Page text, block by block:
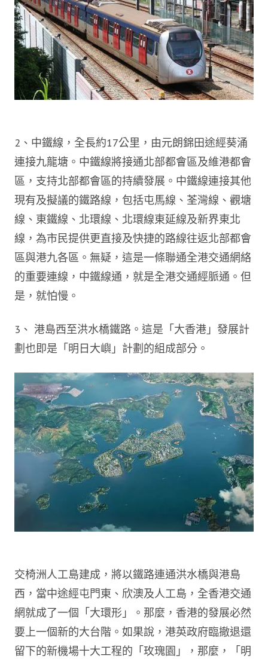
2、中鐵線，全長約17公里，由元朗錦田途經葵涌
連接九龍塘。中鐵線將接通北部都會區及維港都會
區，支持北部都會區的持續發展。中鐵線連接其他
現有及擬議的鐵路線，包括屯馬線、荃灣線、觀塘
線、東鐵線、北環線、北環線東延線及新界東北
線，為市民提供更直接及快捷的路線往返北部都會
區與港九各區。無疑，這是一條聯通全港交通網絡
的重要連線，中鐵線通，就是全港交通經脈通。但
是，就怕慢。
3、 港島西至洪水橋鐵路。這是「大香港」發展計
劃也即是「明日大嶼」計劃的組成部分。
交椅洲人工島建成，將以鐵路連通洪水橋與港島
西，當中途經屯門東、欣澳及人工島，全香港交通
網就成了一個「大環形」。那麼，香港的發展必然
要上一個新的大台階。如果說，港英政府臨撤退還
留下的新機場十大工程的「玫瑰園」，那麼，「明